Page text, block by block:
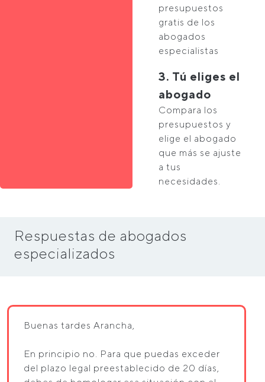
presupuestos
gratis de los
abogados
especialistas
3. Tú eliges el
abogado
Compara los
presupuestos y
elige el abogado
que más se ajuste
a tus
necesidades.
Respuestas de abogados
especializados
Buenas tardes Arancha,
En principio no. Para que puedas exceder
del plazo legal preestablecido de 20 días,